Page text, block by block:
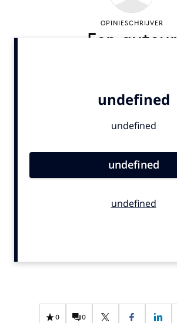
Digital transformation
Martech
0 0
OPINIESCHRIJVER
Een auteur